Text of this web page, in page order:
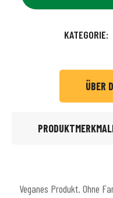
KATEGORIE:
ÜBER
Veganes Produkt. Ohne